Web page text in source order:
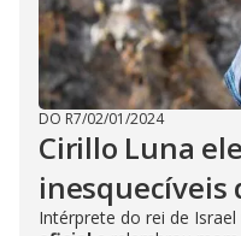
DO R7/02/01/2024
Cirillo Luna
inesquecíveis
Intérprete do rei de